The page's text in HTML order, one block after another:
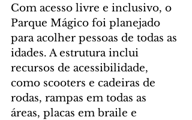
Com acesso livre e inclusivo, o
Parque Mágico foi planejado
para acolher pessoas de todas as
idades. A estrutura inclui
recursos de acessibilidade,
como scooters e cadeiras de
rodas, rampas em todas as
áreas, placas em braile e